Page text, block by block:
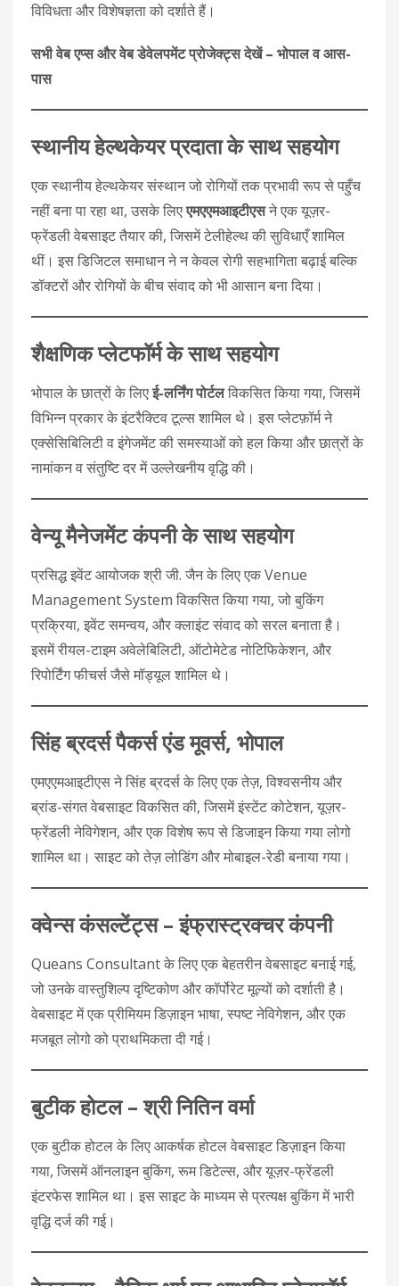
विविधता और विशेषज्ञता को दर्शाते हैं।
सभी वेब एप्स और वेब डेवेलपमेंट प्रोजेक्ट्स देखें – भोपाल व आस-
पास
स्थानीय हेल्थकेयर प्रदाता के साथ सहयोग
एक स्थानीय हेल्थकेयर संस्थान जो रोगियों तक प्रभावी रूप से पहुँच
नहीं बना पा रहा था, उसके लिएएमएएमआइटीएसने एक यूज़र-
फ्रेंडली वेबसाइट तैयार की, जिसमें टेलीहेल्थ की सुविधाएँ शामिल
थीं। इस डिजिटल समाधान ने न केवल रोगी सहभागिता बढ़ाई बल्कि
डॉक्टरों और रोगियों के बीच संवाद को भी आसान बना दिया।
शैक्षणिक प्लेटफॉर्म के साथ सहयोग
भोपाल के छात्रों के लिएई-लर्निंग पोर्टलविकसित किया गया, जिसमें
विभिन्न प्रकार के इंटरैक्टिव टूल्स शामिल थे। इस प्लेटफ़ॉर्म ने
एक्सेसिबिलिटी व इंगेजमेंट की समस्याओं को हल किया और छात्रों के
नामांकन व संतुष्टि दर में उल्लेखनीय वृद्धि की।
वेन्‍यू मैनेजमेंट कंपनी के साथ सहयोग
प्रसिद्ध इवेंट आयोजक श्री जी. जैन के लिए एक Venue
Management System विकसित किया गया, जो बुकिंग
प्रक्रिया, इवेंट समन्वय, और क्लाइंट संवाद को सरल बनाता है।
इसमें रीयल-टाइम अवेलेबिलिटी, ऑटोमेटेड नोटिफिकेशन, और
रिपोर्टिंग फीचर्स जैसे मॉड्यूल शामिल थे।
सिंह ब्रदर्स पैकर्स एंड मूवर्स, भोपाल
एमएएमआइटीएस ने सिंह ब्रदर्स के लिए एक तेज़, विश्वसनीय और
ब्रांड-संगत वेबसाइट विकसित की, जिसमें इंस्टेंट कोटेशन, यूज़र-
फ्रेंडली नेविगेशन, और एक विशेष रूप से डिजाइन किया गया लोगो
शामिल था। साइट को तेज़ लोडिंग और मोबाइल-रेडी बनाया गया।
क्वेन्स कंसल्टेंट्स – इंफ्रास्ट्रक्चर कंपनी
Queans Consultant के लिए एक बेहतरीन वेबसाइट बनाई गई,
जो उनके वास्तुशिल्प दृष्टिकोण और कॉर्पोरेट मूल्यों को दर्शाती है।
वेबसाइट में एक प्रीमियम डिज़ाइन भाषा, स्पष्ट नेविगेशन, और एक
मजबूत लोगो को प्राथमिकता दी गई।
बुटीक होटल – श्री नितिन वर्मा
एक बुटीक होटल के लिए आकर्षक होटल वेबसाइट डिज़ाइन किया
गया, जिसमें ऑनलाइन बुकिंग, रूम डिटेल्स, और यूज़र-फ्रेंडली
इंटरफेस शामिल था। इस साइट के माध्यम से प्रत्यक्ष बुकिंग में भारी
वृद्धि दर्ज की गई।